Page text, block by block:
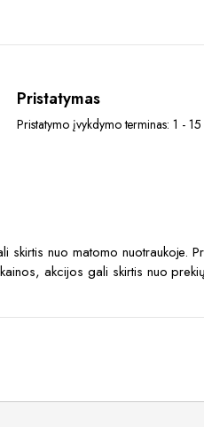
Pristatymas
Pristatymo įvykdymo terminas: 1 -
skirtis nuo matomo nuotraukoje.
akcijos gali skirtis nuo